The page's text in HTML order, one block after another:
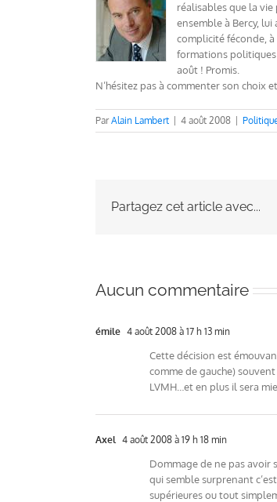
réalisables que la
ensemble à Bercy,
complicité féconde,
formations politiques
août ! Promis.
N’hésitez pas à commenter son choix
ParAlain Lambert 4 août 2008
Partagez cet article avec...
Aucun commentaire
émile 4 août 2008 à 17 h 13 min
Cette décision est
comme de gauche)
LVMH…et en plus il sera
Axel 4 août 2008 à 19 h 18 min
Dommage de ne pas avoir
qui semble surprenant
supérieures ou tout